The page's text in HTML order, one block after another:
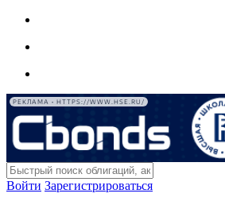
РЕКЛАМА • HTTPS://WWW.HSE.RU/
Войти Зарегистрироваться